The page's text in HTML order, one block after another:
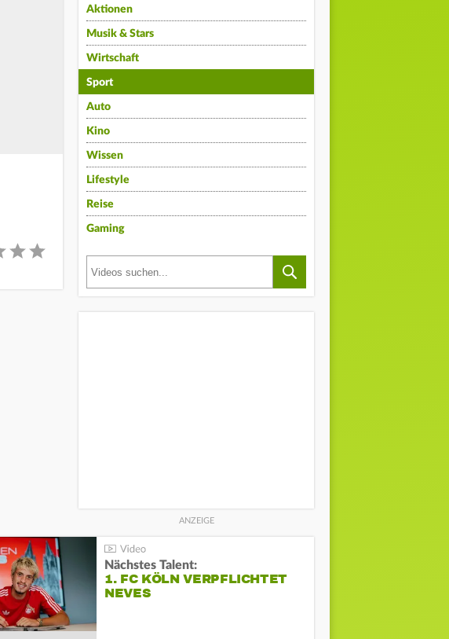
Aktionen
Musik & Stars
Wirtschaft
Sport
Auto
Kino
Wissen
Lifestyle
Reise
Gaming
Nächstes Talent:
1. FC KÖLN VERPFLICHTET
NEVES